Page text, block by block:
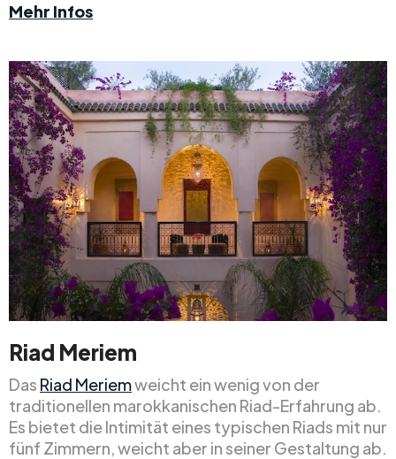
Mehr Infos
Riad Meriem
Das Riad Meriemweicht ein wenig von der
traditionellen marokkanischen Riad-Erfahrung ab.
Es bietet die Intimität eines typischen Riads mit nur
fünf Zimmern, weicht aber in seiner Gestaltung ab.